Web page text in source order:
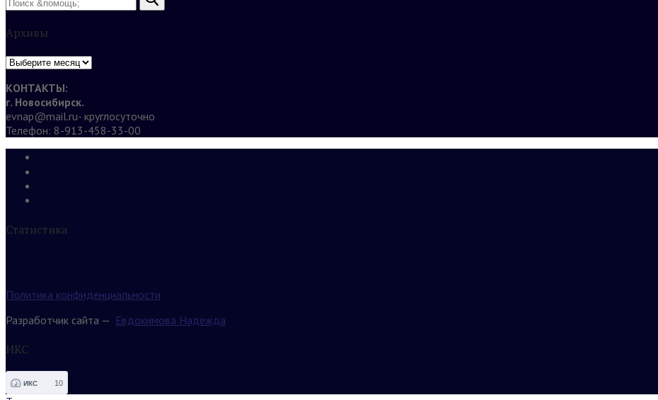
Архивы
Архивы
КОНТАКТЫ:
г. Новосибирск.
evnap@mail.ru- круглосуточно
Телефон: 8-913-458-33-00
Статистика
Политика конфиденциальности
Разработчик сайта — Евдокимова Надежда
ИКС
ИКС 10